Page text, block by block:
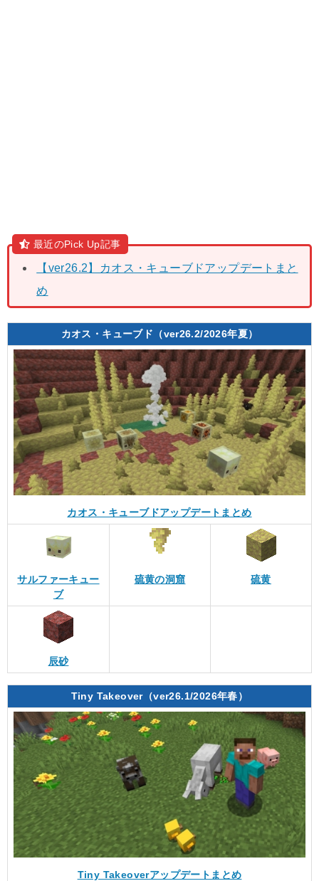
最近のPick Up記事
【ver26.2】カオス・キューブドアップデートまと
め
カオス・キューブド（ver26.2/2026年夏）
カオス・キューブドアップデートまとめ
サルファーキュー
ブ
硫黄の洞窟 硫黄
辰砂
Tiny Takeover（ver26.1/2026年春）
Tiny Takeoverアップデートまとめ